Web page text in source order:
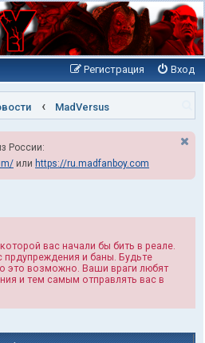
Вход
Регистрация
MadVersus
России:
или https://ru.madfanboy.com
вас начали бы бить в реале.
прдупреждения и баны. Будьте
это возможно. Ваши враги любят
и тем самым отправлять вас в